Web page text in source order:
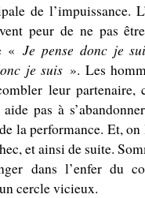
de l’impuissance.
peur de ne pas
«Je pense donc je
je suis ». Les
leur partenaire,
pas à
la performance. Et, on
et ainsi de suite.
dans l’enfer du
cercle vicieux.